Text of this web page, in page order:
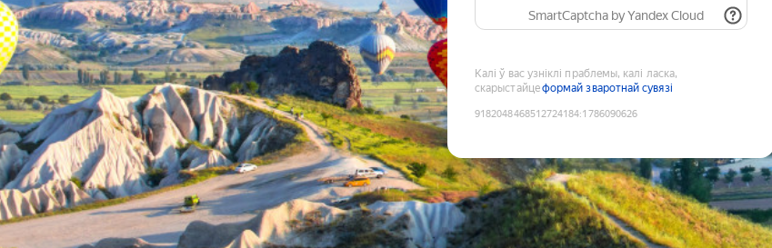
SmartCaptcha by Yandex Cloud
Калі ў вас узніклі праблемы, калі ласка,
скарыстайцеформай зваротнай сувязі
9182048468512724184:1786090626